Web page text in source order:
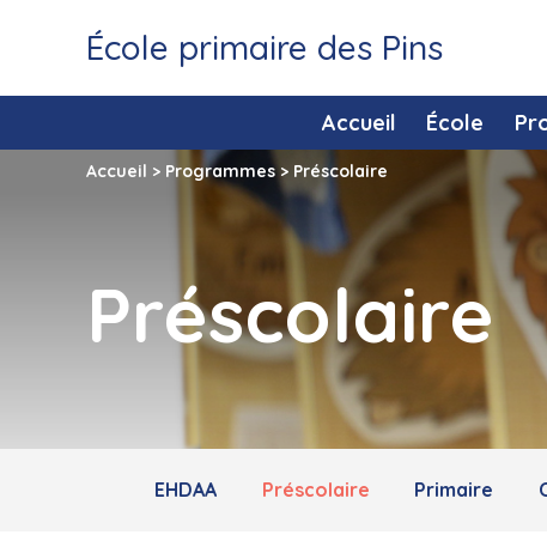
École primaire des Pins
Accueil École
Accueil > Programmes > Préscolaire
Préscolaire
EHDAA Préscolaire Primaire